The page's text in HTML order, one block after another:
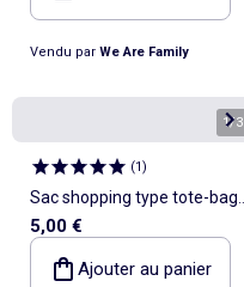
Vendu par We Are Family
1/3
(1)
Sac shopping type tote-bag
format XXL
5,00 €
Ajouter au panier